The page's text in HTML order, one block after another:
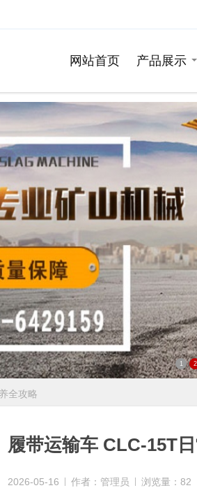
网站首页 产品展示
1 2
全攻略
履带运输车 CLC-15T
2026-05-16 作者：管理员 浏览量：82